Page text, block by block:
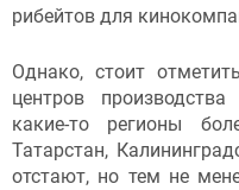
рибейтов для
Однако, стоит
центров
какие-то регионы
Татарстан,
отстают, но тем не